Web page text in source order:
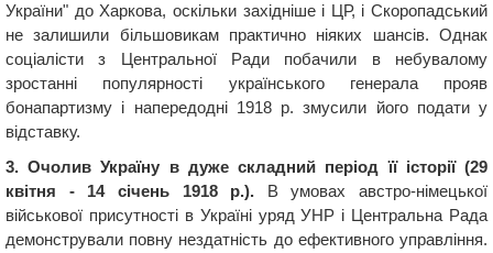
України" до Харкова, оскільки західніше і ЦР, і Скоропадський
не залишили більшовикам практично ніяких шансів. Однак
соціалісти з Центральної Ради побачили в небувалому
зростанні популярності українського генерала прояв
бонапартизму і напередодні 1918 р. змусили його подати у
відставку.
3. Очолив Україну в дуже складний період її історії (29
квітня - 14 січень 1918 р.). В умовах австро-німецької
військової присутності в Україні уряд УНР і Центральна Рада
демонстрували повну нездатність до ефективного управління.